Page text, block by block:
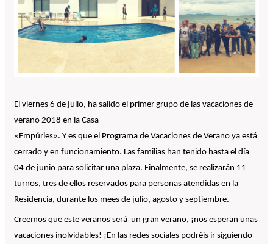
Asociación de familias
Retribuciones percibidas por los
máximos responsables de la entidad
Formación
Servicio de Vivienda
Casa Empúries
Formación
Edificio de Rehabilitación Funcional
Servicios a empresas
Centro Especial de Trabajo
El viernes 6 de julio, ha salido el primer grupo de las vacaciones de
verano 2018 en la Casa
«Empúries». Y es que el Programa de Vacaciones de Verano ya está
cerrado y en funcionamiento. Las familias han tenido hasta el día
04 de junio para solicitar una plaza. Finalmente, se realizarán 11
turnos, tres de ellos reservados para personas atendidas en la
Residencia, durante los mees de julio, agosto y septiembre.
Creemos que este veranos será un gran verano, ¡nos esperan unas
vacaciones inolvidables! ¡En las redes sociales podréis ir siguiendo